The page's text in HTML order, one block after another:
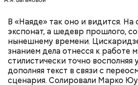
В «Наяде» так оно и видится. На
экспонат, а шедевр прошлого,
нынешнему времени.
знанием дела отнесся к работе
стилистически точно восполняя
дополняя текст в связи с
сценария. Солировали Марко